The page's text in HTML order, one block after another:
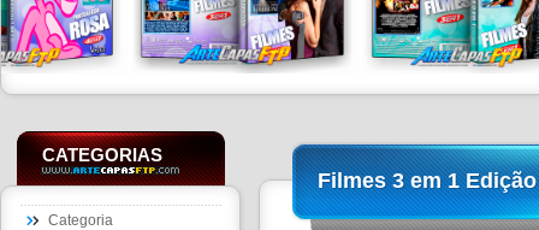
CATEGORIAS
Categoria
Filmes 3 em 1